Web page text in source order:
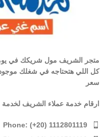
متجر الشريف مول شريكك في
كل اللي هتحتاجه في شغلك
سعر
ارقام خدمة عملاء الشريف لخدمة
Phone: (+20) 1112801119